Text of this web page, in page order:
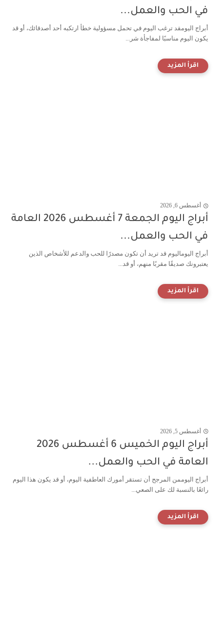
في الحب والعمل...
أبراج اليومقد ترغب اليوم في تحمل مسؤولية خطأ ارتكبه أحد أصدقائك، أو قد
يكون اليوم مناسبًا لمفاجأة شر...
أغسطس 6, 2026
أبراج اليوم الجمعة 7 أغسطس 2026 العامة
في الحب والعمل...
أبراج اليوماليوم قد تريد أن تكون مصدرًا للحب والدعم للأشخاص الذين
يعتبرونك صديقًا مقربًا منهم، أو قد...
أغسطس 5, 2026
أبراج اليوم الخميس 6 أغسطس 2026
العامة في الحب والعمل...
أبراج اليوممن المرجح أن تستقر أمورك العاطفية اليوم، أو قد يكون هذا اليوم
رائعًا بالنسبة لك على الصعي...